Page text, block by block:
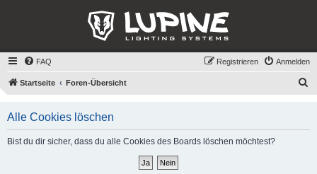
FAQ Anmelden
Registrieren
Startseite Foren-Übersicht
h
Alle Cookies löschen
Bist du dir sicher, dass du alle Cookies des Boards löschen möchtest?